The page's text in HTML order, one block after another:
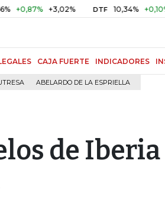
+3,02% DTF 10,34% +0,10%
CAJA FUERTE INDICADORES
ABELARDO DE LA ESPRIELLA
de Iberia